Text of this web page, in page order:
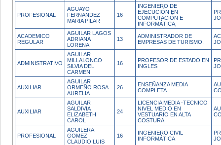
PROFESIONAL
AGUAYO
FERNANDEZ
MARIA PILAR
16
INGENIERO DE
EJECUCIÓN EN
COMPUTACIÓN E
INFORMÁTICA,
ACADEMICO
REGULAR
AGUILAR LAGOS
ADRIANA
LORENA
13
ADMINISTRADOR DE
EMPRESAS DE TURISMO,
ADMINISTRATIVO
AGUILAR
MILLALONCO
SILVIA DEL
CARMEN
16
PROFESOR DE ESTADO EN
INGLES
AUXILIAR
AGUILAR
ORMEÑO ROSA
AURELIA
26
ENSEÑANZA MEDIA
COMPLETA
AUXILIAR
AGUILAR
SALDIVIA
ELIZABETH
CAROL
24
LICENCIA MEDIA -TECNICO
NIVEL MEDIO EN
VESTUARIO EN ALTA
COSTURA
PROFESIONAL
AGUILERA
GOMEZ
CLAUDIO LUIS
16
INGENIERO CIVIL
INFORMÁTICA